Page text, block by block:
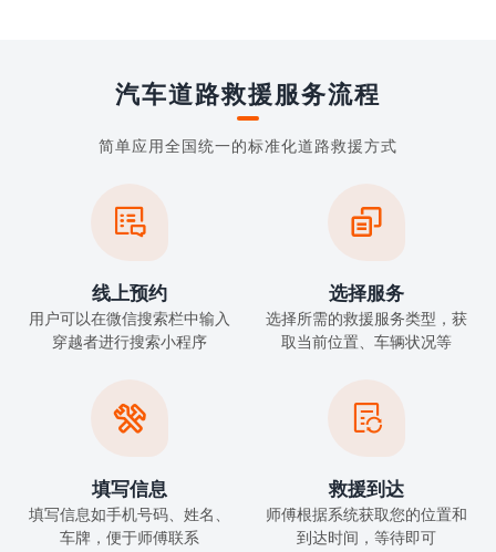
汽车道路救援服务流程
简单应用全国统一的标准化道路救援方式

线上预约
用户可以在微信搜索栏中输入
穿越者进行搜索小程序

选择服务
选择所需的救援服务类型，获
取当前位置、车辆状况等

填写信息
填写信息如手机号码、姓名、
车牌，便于师傅联系

救援到达
师傅根据系统获取您的位置和
到达时间，等待即可